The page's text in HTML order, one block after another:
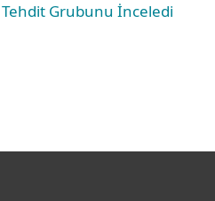
Tehdit Grubunu İnceledi